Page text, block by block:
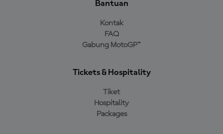
Bantuan
Kontak
FAQ
Gabung MotoGP™
Tickets & Hospitality
Tiket
Hospitality
Packages